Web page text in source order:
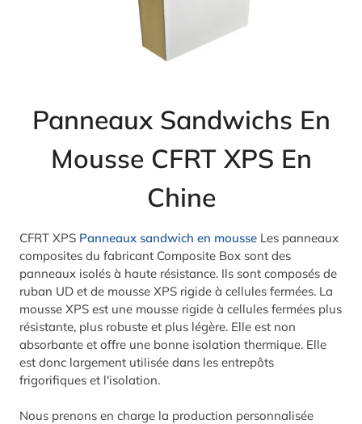
Panneaux Sandwichs En
Mousse CFRT XPS En
Chine
CFRT XPS Panneaux sandwich en mousse Les panneaux
composites du fabricant Composite Box sont des
panneaux isolés à haute résistance. Ils sont composés de
ruban UD et de mousse XPS rigide à cellules fermées. La
mousse XPS est une mousse rigide à cellules fermées plus
résistante, plus robuste et plus légère. Elle est non
absorbante et offre une bonne isolation thermique. Elle
est donc largement utilisée dans les entrepôts
frigorifiques et l'isolation.
Nous prenons en charge la production personnalisée